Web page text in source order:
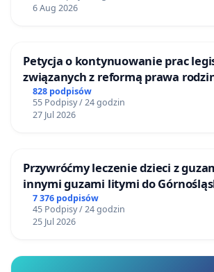
6 Aug 2026
Petycja o kontynuowanie prac
związanych z reformą prawa
828 podpisów
55 Podpisy / 24 godzin
27 Jul 2026
Przywróćmy leczenie dzieci z
innymi guzami litymi do
Centrum Zdrowia Dziecka w
7 376 podpisów
45 Podpisy / 24 godzin
25 Jul 2026